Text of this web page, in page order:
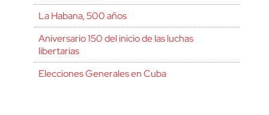
La Habana, 500 años
Aniversario 150 del inicio de las luchas
libertarias
Elecciones Generales en Cuba